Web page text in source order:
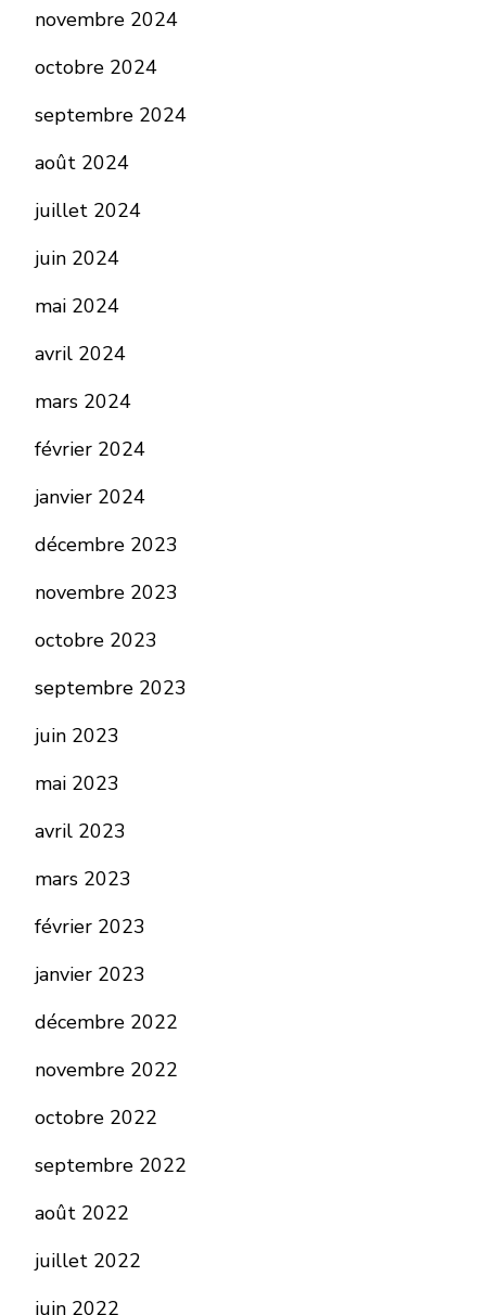
novembre 2024
octobre 2024
septembre 2024
août 2024
juillet 2024
juin 2024
mai 2024
avril 2024
mars 2024
février 2024
janvier 2024
décembre 2023
novembre 2023
octobre 2023
septembre 2023
juin 2023
mai 2023
avril 2023
mars 2023
février 2023
janvier 2023
décembre 2022
novembre 2022
octobre 2022
septembre 2022
août 2022
juillet 2022
juin 2022